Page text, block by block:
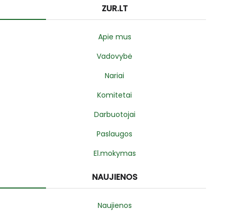
ZUR.LT
Apie mus
Vadovybė
Nariai
Komitetai
Darbuotojai
Paslaugos
El.mokymas
NAUJIENOS
Naujienos